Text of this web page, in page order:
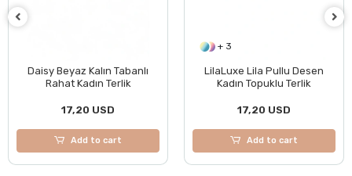
Daisy Beyaz Kalın Tabanlı
Rahat Kadın Terlik
17,20 USD
Add to cart
+ 3
LilaLuxe Lila Pullu Desen
Kadın Topuklu Terlik
17,20 USD
Add to cart